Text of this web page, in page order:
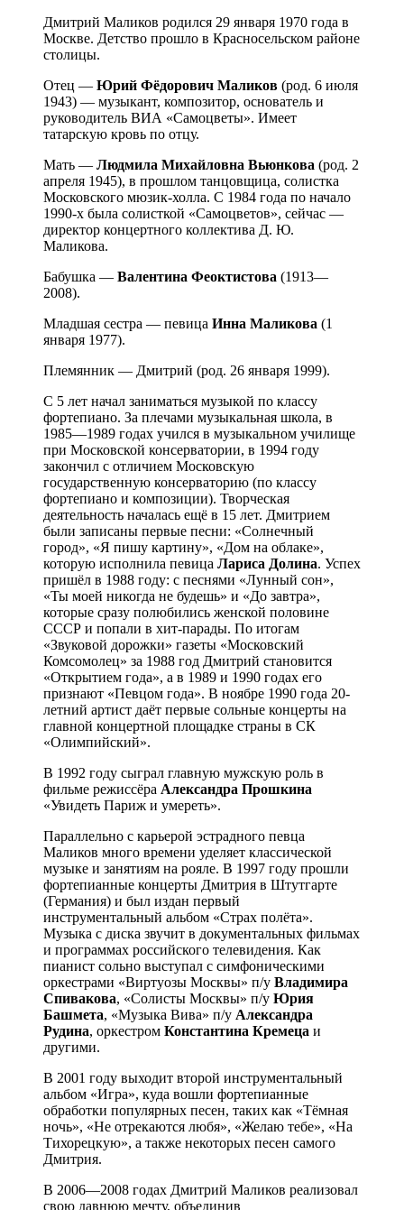
Дмитрий Маликов родился 29 января 1970 года в
Москве. Детство прошло в Красносельском районе
столицы.
Отец — Юрий Фёдорович Маликов (род. 6 июля
1943) — музыкант, композитор, основатель и
руководитель ВИА «Самоцветы». Имеет
татарскую кровь по отцу.
Мать — Людмила Михайловна Вьюнкова (род. 2
апреля 1945), в прошлом танцовщица, солистка
Московского мюзик-холла. С 1984 года по начало
1990-х была солисткой «Самоцветов», сейчас —
директор концертного коллектива Д. Ю.
Маликова.
Бабушка — Валентина Феоктистова (1913—
2008).
Младшая сестра — певица Инна Маликова (1
января 1977).
Племянник — Дмитрий (род. 26 января 1999).
С 5 лет начал заниматься музыкой по классу
фортепиано. За плечами музыкальная школа, в
1985—1989 годах учился в музыкальном училище
при Московской консерватории, в 1994 году
закончил с отличием Московскую
государственную консерваторию (по классу
фортепиано и композиции). Творческая
деятельность началась ещё в 15 лет. Дмитрием
были записаны первые песни: «Солнечный
город», «Я пишу картину», «Дом на облаке»,
которую исполнила певица Лариса Долина. Успех
пришёл в 1988 году: с песнями «Лунный сон»,
«Ты моей никогда не будешь» и «До завтра»,
которые сразу полюбились женской половине
СССР и попали в хит-парады. По итогам
«Звуковой дорожки» газеты «Московский
Комсомолец» за 1988 год Дмитрий становится
«Открытием года», а в 1989 и 1990 годах его
признают «Певцом года». В ноябре 1990 года 20-
летний артист даёт первые сольные концерты на
главной концертной площадке страны в СК
«Олимпийский».
В 1992 году сыграл главную мужскую роль в
фильме режиссёра Александра Прошкина
«Увидеть Париж и умереть».
Параллельно с карьерой эстрадного певца
Маликов много времени уделяет классической
музыке и занятиям на рояле. В 1997 году прошли
фортепианные концерты Дмитрия в Штутгарте
(Германия) и был издан первый
инструментальный альбом «Страх полёта».
Музыка с диска звучит в документальных фильмах
и программах российского телевидения. Как
пианист сольно выступал с симфоническими
оркестрами «Виртуозы Москвы» п/у Владимира
Спивакова, «Солисты Москвы» п/у Юрия
Башмета, «Музыка Вива» п/у Александра
Рудина, оркестром Константина Кремеца и
другими.
В 2001 году выходит второй инструментальный
альбом «Игра», куда вошли фортепианные
обработки популярных песен, таких как «Тёмная
ночь», «Не отрекаются любя», «Желаю тебе», «На
Тихорецкую», а также некоторых песен самого
Дмитрия.
В 2006—2008 годах Дмитрий Маликов реализовал
свою давнюю мечту, объединив